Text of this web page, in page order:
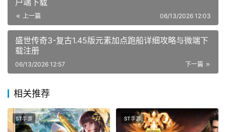
上一篇 06/13/2026 12:03
盛世传奇3-复古1.45版元素加点跑船详细攻略与微端下
载注册
下一篇
06/13/2026 12:57
相关推荐
ST手游 ST手游